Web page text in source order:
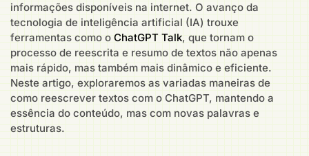
informações disponíveis na internet. O avanço da
tecnologia de inteligência artificial (IA) trouxe
ferramentas como o ChatGPT Talk, que tornam o
processo de reescrita e resumo de textos não apenas
mais rápido, mas também mais dinâmico e eficiente.
Neste artigo, exploraremos as variadas maneiras de
como reescrever textos com o ChatGPT, mantendo a
essência do conteúdo, mas com novas palavras e
estruturas.